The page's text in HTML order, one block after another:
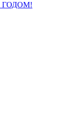
ГОДОМ!